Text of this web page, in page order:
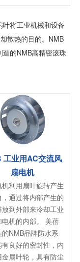
将工业机械和设备
散热的目的。NMB
的NMB高精密滚珠
工业用AC交流风
扇电机
机利用扇叶旋转产生
，通过将内部产生的
到外部来冷却工业
机的内部。 美蓓
的NMB品牌防水系
良好的密封性，内
属叶轮，具有防尘